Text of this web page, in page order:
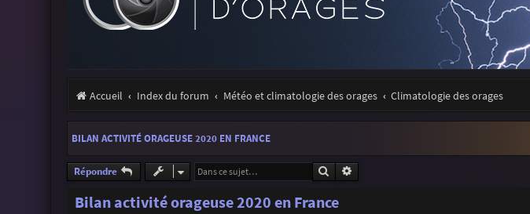
Accueil Index du forum Météo et climatologie des orages Climatologie des orages
BILAN ACTIVITÉ ORAGEUSE 2020 EN FRANCE
Répondre Rechercher
Bilan activité orageuse 2020 en France